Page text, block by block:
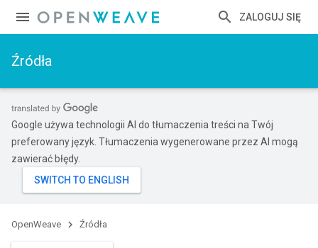
ZALOGUJ SIĘ
Źródła
Google używa technologii AI do tłumaczenia treści na Twój
preferowany język. Tłumaczenia wygenerowane przez AI mogą
zawierać błędy.
OpenWeave Źródła